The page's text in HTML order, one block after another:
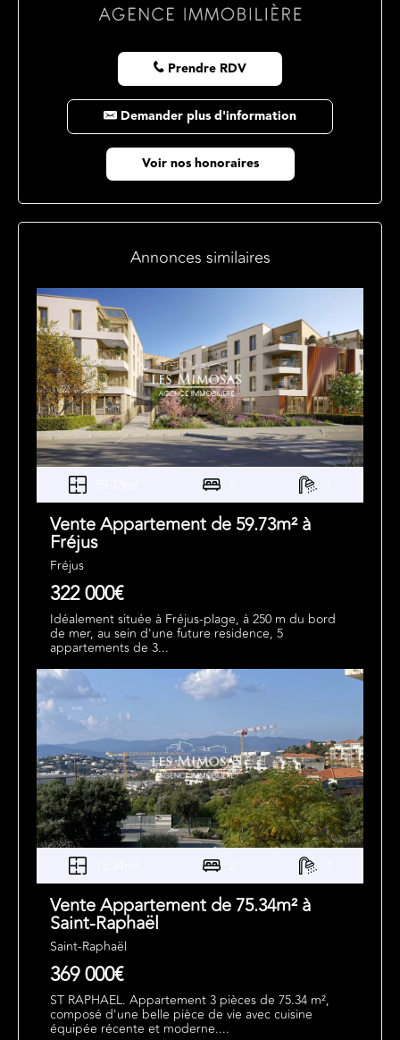
Prendre RDV
Demander plus d'information
Voir nos honoraires
Annonces similaires
Vente Appartement de 59.73m² à
Fréjus
Fréjus
322 000€
Idéalement située à Fréjus-plage, à 250 m du bord
de mer, au sein d'une future residence, 5
appartements de 3...
Vente Appartement de 75.34m² à
Saint-Raphaël
Saint-Raphaël
369 000€
ST RAPHAEL. Appartement 3 pièces de 75.34 m²,
composé d'une belle pièce de vie avec cuisine
équipée récente et moderne....